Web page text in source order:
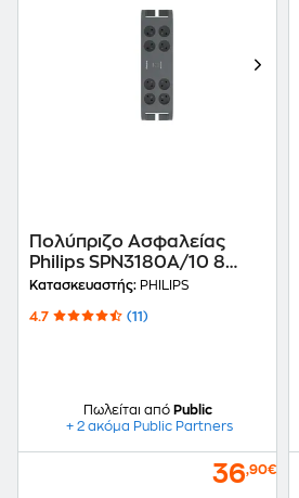
Πολύπριζο Ασφαλείας
Philips SPN3180A/10 8
Θέσεων 2m - Γκρι
Κατασκευαστής: PHILIPS
4.7 (11)
Πωλείται από Public
+ 2 ακόμα Public Partners
36,90€